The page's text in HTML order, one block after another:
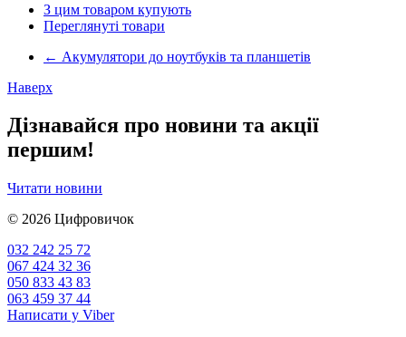
З цим товаром купують
Переглянуті товари
← Акумулятори до ноутбуків та планшетів
Наверх
Дізнавайся про новини та акції
першим!
Читати новини
© 2026 Цифровичок
032 242 25 72
067 424 32 36
050 833 43 83
063 459 37 44
Написати у Viber